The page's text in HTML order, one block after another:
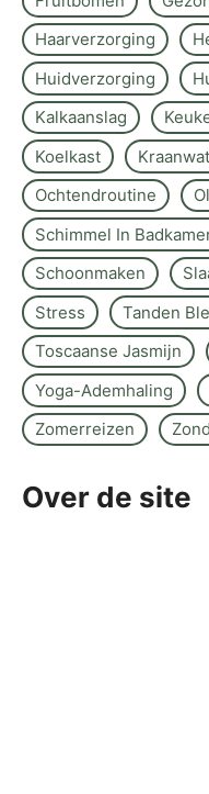
Haarverzorging
Huidverzorging
Kalkaanslag
Koelkast
Ochtendroutine
Schimmel In
Schoonmaken
Stress
Tanden
Toscaanse Jasmijn
Yoga-Ademhaling
Zomerreizen
Over de site